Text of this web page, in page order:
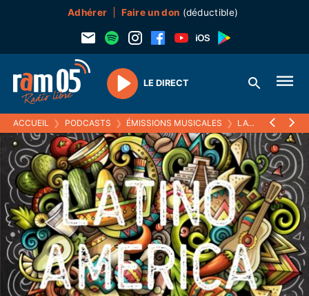
Adhérer Faire un don (déductible)
Play
LE DIRECT
ACCUEIL ❯ PODCASTS ❯ ÉMISSIONS MUSICALES ❯ LATINO AMERICA